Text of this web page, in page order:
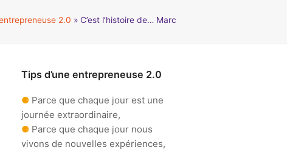
2.0 » C’est l’histoire de… Marc
Tips d’une entrepreneuse 2.0
⚈ Parce que chaque jour est une
journée extraordinaire,
⚈ Parce que chaque jour nous
vivons de nouvelles expériences,